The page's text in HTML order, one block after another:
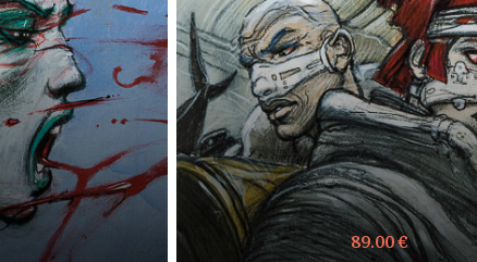
89.00 €